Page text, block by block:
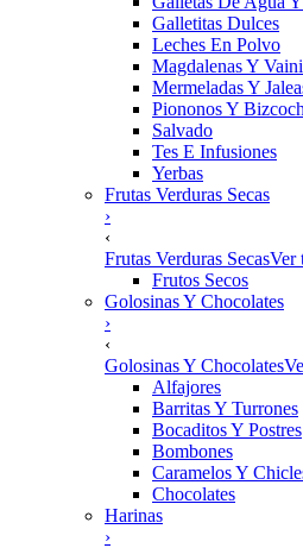
Galletitas Dulces
Leches En Polvo
Magdalenas Y
Mermeladas Y
Piononos Y
Salvado
Tes E Infusiones
Yerbas
Frutas Verduras Secas
›
‹
Frutas Verduras SecasVer
Frutos Secos
Golosinas Y Chocolates
›
‹
Golosinas Y Chocolates
Alfajores
Barritas Y Turrones
Bocaditos Y Postres
Bombones
Caramelos Y
Chocolates
Harinas
›